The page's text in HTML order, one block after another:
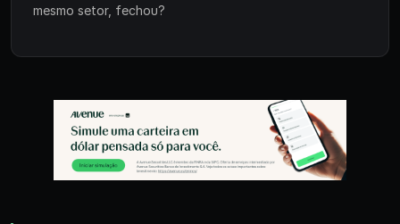
mesmo setor, fechou?